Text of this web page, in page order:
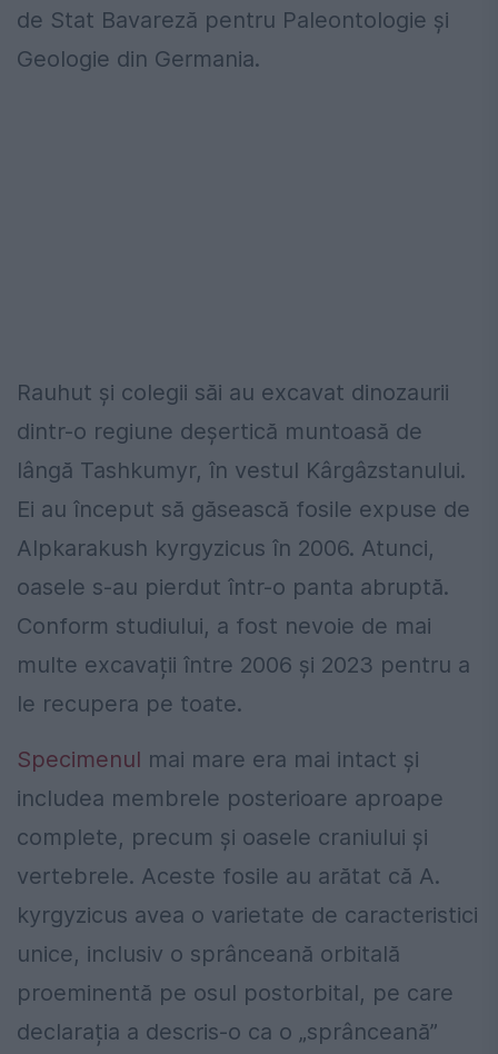
de Stat Bavareză pentru Paleontologie și
Geologie din Germania.
Rauhut și colegii săi au excavat dinozaurii
dintr-o regiune deșertică muntoasă de
lângă Tashkumyr, în vestul Kârgâzstanului.
Ei au început să găsească fosile expuse de
Alpkarakush kyrgyzicus în 2006. Atunci,
oasele s-au pierdut într-o panta abruptă.
Conform studiului, a fost nevoie de mai
multe excavații între 2006 și 2023 pentru a
le recupera pe toate.
Specimenul mai mare era mai intact și
includea membrele posterioare aproape
complete, precum și oasele craniului și
vertebrele. Aceste fosile au arătat că A.
kyrgyzicus avea o varietate de caracteristici
unice, inclusiv o sprânceană orbitală
proeminentă pe osul postorbital, pe care
declarația a descris-o ca o „sprânceană”